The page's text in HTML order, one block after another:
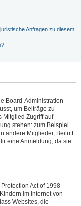
Anfragen zu diesem
Board-Administration
um Beiträge zu
Mitglied Zugriff auf
stehen: zum Beispiel
andere Mitglieder, Beitritt
eine Anmeldung, da sie
Act of 1998
im Internet von
Websites, die